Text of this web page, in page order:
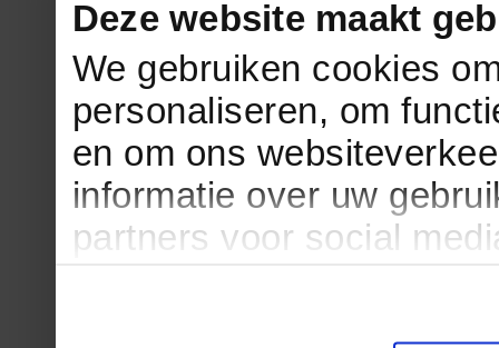
Deze website maakt
We gebruiken cookies
personaliseren, om
en om ons
informatie over uw
partners voor social